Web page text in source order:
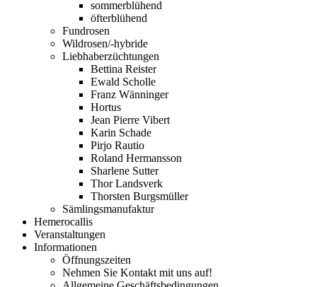
sommerblühend
öfterblühend
Fundrosen
Wildrosen/-hybride
Liebhaberzüchtungen
Bettina Reister
Ewald Scholle
Franz Wänninger
Hortus
Jean Pierre Vibert
Karin Schade
Pirjo Rautio
Roland Hermansson
Sharlene Sutter
Thor Landsverk
Thorsten Burgsmüller
Sämlingsmanufaktur
Hemerocallis
Veranstaltungen
Informationen
Öffnungszeiten
Nehmen Sie Kontakt mit uns auf!